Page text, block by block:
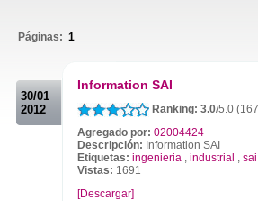
Páginas: 1
30/01
2012
Information SAI
Ranking: 3.0/5.0
Agregado por: 02004424
Descripción: Information SAI
Etiquetas: ingenieria , industrial , sai
Vistas: 1691
[Descargar]